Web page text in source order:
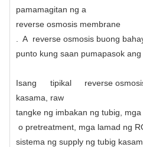
pamamagitan ng a
reverse osmosis membrane
. A reverse osmosis buong
punto kung saan pumapasok
Isang tipikal reverse
kasama, raw
tangke ng imbakan ng tubig
o pretreatment, mga lamad ng
sistema ng supply ng tubig